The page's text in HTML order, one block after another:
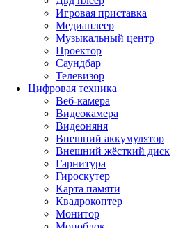
Игровая приставка
Медиаплеер
Музыкальный центр
Проектор
Саундбар
Телевизор
Цифровая техника
Веб-камера
Видеокамера
Видеоняня
Внешний аккумулятор
Внешний жёсткий диск
Гарнитура
Гироскутер
Карта памяти
Квадрокоптер
Монитор